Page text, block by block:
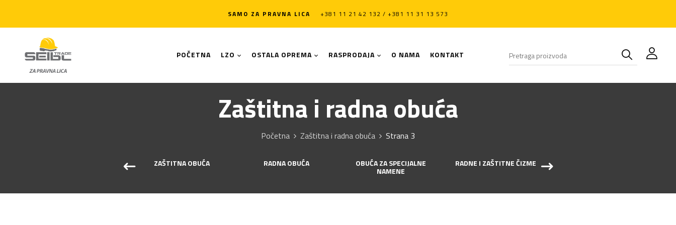
SAMO ZA PRAVNA LICA +381 11 21 42 132 / +381 11 31 13 573
POČETNA LZO OSTALA OPREMA RASPRODAJA O NAMA KONTAKT
Zaštitna i radna obuća
Početna Zaštitna i radna obuća Strana 3
ZAŠTITNA OBUĆA RADNA OBUĆA OBUĆA ZA SPECIJALNE
NAMENE
RADNE I ZAŠTITNE ČIZME